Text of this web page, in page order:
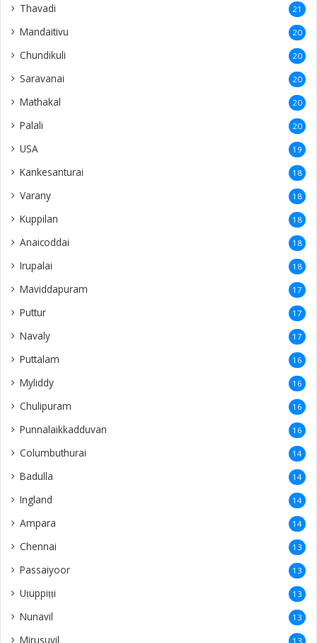
Thavadi 21
Mandaitivu 20
Chundikuli 20
Saravanai 20
Mathakal 20
Palali 20
USA 19
Kankesanturai 18
Varany 18
Kuppilan 18
Anaicoddai 18
Irupalai 18
Maviddapuram 17
Puttur 17
Navaly 17
Puttalam 16
Myliddy 16
Chulipuram 16
Punnalaikkadduvan 16
Columbuthurai 14
Badulla 14
Ingland 14
Ampara 14
Chennai 13
Passaiyoor 13
Uṭuppiṭṭi 13
Nunavil 13
Mirusuvil 13